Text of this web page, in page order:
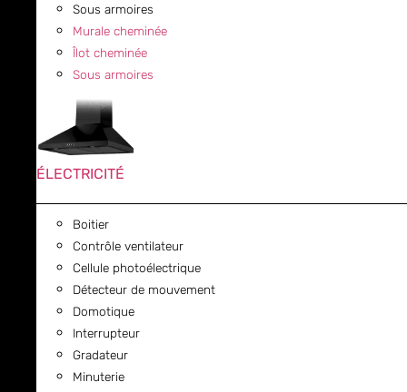
Sous armoires
Murale cheminée
Îlot cheminée
Sous armoires
ÉLECTRICITÉ
Boitier
Contrôle ventilateur
Cellule photoélectrique
Détecteur de mouvement
Domotique
Interrupteur
Gradateur
Minuterie